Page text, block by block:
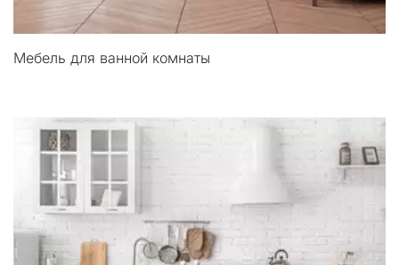
Мебель для ванной комнаты